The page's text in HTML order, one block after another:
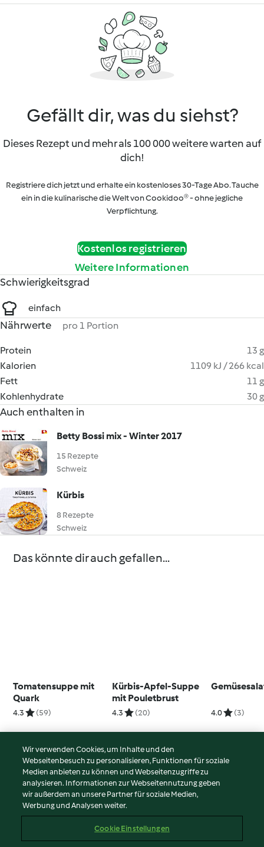
Gefällt dir, was du siehst?
Dieses Rezept und mehr als 100 000 weitere warten auf
dich!
Registriere dich jetzt und erhalte ein kostenloses 30-Tage Abo. Tauche
ein in die kulinarische die Welt von Cookidoo® - ohne jegliche
Verpflichtung.
Kostenlos registrieren
Weitere Informationen
Schwierigkeitsgrad
einfach
Nährwerte pro 1 Portion
Protein
13 g
Kalorien
1109 kJ / 266 kcal
Fett
11 g
Kohlenhydrate
30 g
Auch enthalten in
Betty Bossi mix - Winter 2017
15 Rezepte
Schweiz
Kürbis
8 Rezepte
Schweiz
Das könnte dir auch gefallen...
Tomatensuppe mit
Quark
4.3 (59)
Kürbis-Apfel-Suppe
mit Pouletbrust
4.3 (20) 4.0 (3)
© Copyright 2026
Nutzungsbedingungen
Datenschutzrichtlinien
Impressum
Wir verwenden Cookies, um Inhalte und den
Webseitenbesuch zu personalisieren, Funktionen für soziale
Medien anbieten zu können und Webseitenzugriffe zu
analysieren. Informationen zur Webseitennutzung geben
wir außerdem an unsere Partner für soziale Medien,
Werbung und Analysen weiter.
Cookie Einstellungen